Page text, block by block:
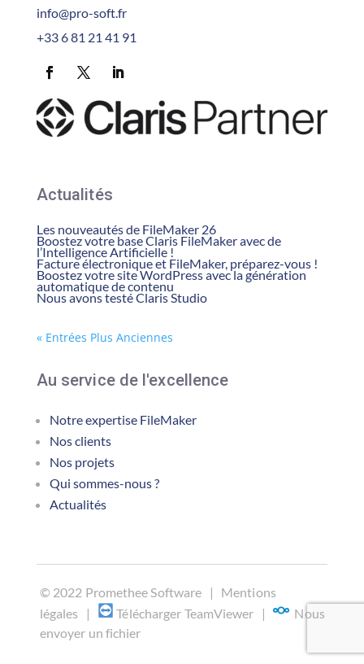
info@pro-soft.fr
+33 6 81 21 41 91
Actualités
Les nouveautés de FileMaker 26
Boostez votre base Claris FileMaker avec de
l’Intelligence Artificielle !
Facture électronique et FileMaker, préparez-vous !
Boostez votre site WordPress avec la génération
automatique de contenu
Nous avons testé Claris Studio
« Entrées Plus Anciennes
Au service de l'excellence
Notre expertise FileMaker
Nos clients
Nos projets
Qui sommes-nous ?
Actualités
© 2022 Promethee Software | Mentions
légales | Télécharger TeamViewer |
Nous
envoyer un fichier